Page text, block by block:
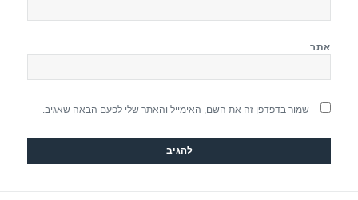
אתר
שמור בדפדפן זה את השם, האימייל והאתר שלי לפעם הבאה שאגיב.